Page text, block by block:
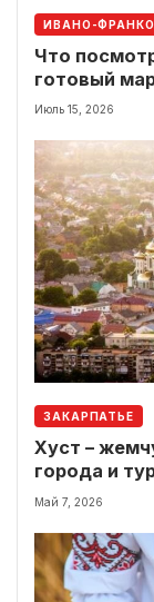
ИВАНО-
Что
готовый
Июль 15, 2026
ЗАКАРПАТЬЕ
Хуст –
города и
Май 7, 2026